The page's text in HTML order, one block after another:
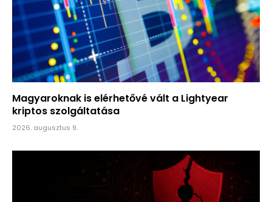
Magyaroknak is elérhetővé vált a Lightyear
kriptos szolgáltatása
2026. augusztus 9.